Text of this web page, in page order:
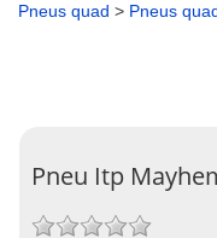
Pneus quad > Pneus
Pneu Itp